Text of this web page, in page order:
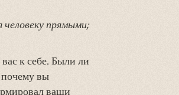
прямыми;
к себе. Были ли
вы
ваши